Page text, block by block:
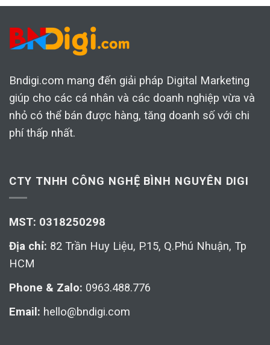
Bndigi.com mang đến giải pháp Digital Marketing
giúp cho các cá nhân và các doanh nghiệp vừa và
nhỏ có thể bán được hàng, tăng doanh số với chi
phí thấp nhất.
CTY TNHH CÔNG NGHỆ BÌNH NGUYÊN DIGI
MST: 0318250298
Địa chỉ: 82 Trần Huy Liệu, P.15, Q.Phú Nhuận, Tp
HCM
Phone & Zalo: 0963.488.776
Email: hello@bndigi.com